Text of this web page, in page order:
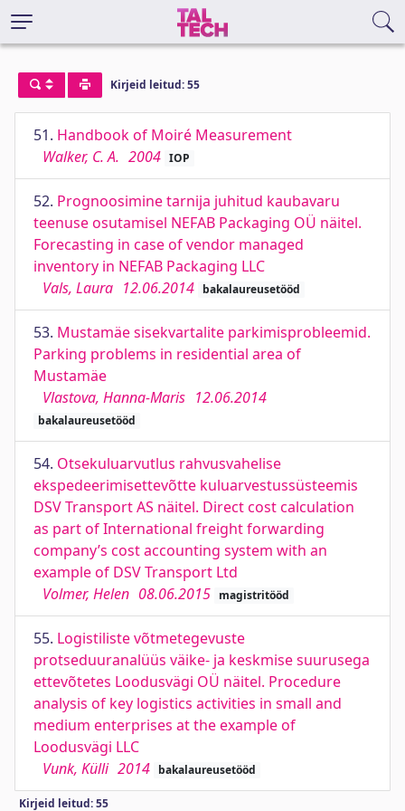
Kirjeid leitud: 55
51. Handbook of Moiré Measurement
Walker, C. A. 2004 IOP
52. Prognoosimine tarnija juhitud kaubavaru
teenuse osutamisel NEFAB Packaging OÜ näitel.
Forecasting in case of vendor managed
inventory in NEFAB Packaging LLC
Vals, Laura 12.06.2014 bakalaureusetööd
53. Mustamäe sisekvartalite parkimisprobleemid.
Parking problems in residential area of
Mustamäe
Vlastova, Hanna-Maris 12.06.2014
bakalaureusetööd
54. Otsekuluarvutlus rahvusvahelise
ekspedeerimisettevõtte kuluarvestussüsteemis
DSV Transport AS näitel. Direct cost calculation
as part of International freight forwarding
company’s cost accounting system with an
example of DSV Transport Ltd
Volmer, Helen 08.06.2015 magistritööd
55. Logistiliste võtmetegevuste
protseduuranalüüs väike- ja keskmise suurusega
ettevõtetes Loodusvägi OÜ näitel. Procedure
analysis of key logistics activities in small and
medium enterprises at the example of
Loodusvägi LLC
Vunk, Külli 2014 bakalaureusetööd
Kirjeid leitud: 55